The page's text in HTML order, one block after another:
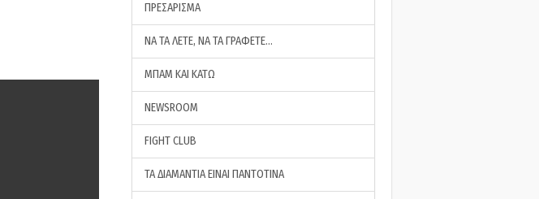
ΠΡΕΣΑΡΙΣΜΑ
ΝΑ ΤΑ ΛΕΤΕ, ΝΑ ΤΑ ΓΡΑΦΕΤΕ…
ΜΠΑΜ ΚΑΙ ΚΑΤΩ
NEWSROOM
FIGHT CLUB
ΤΑ ΔΙΑΜΑΝΤΙΑ ΕΙΝΑΙ ΠΑΝΤΟΤΙΝΑ